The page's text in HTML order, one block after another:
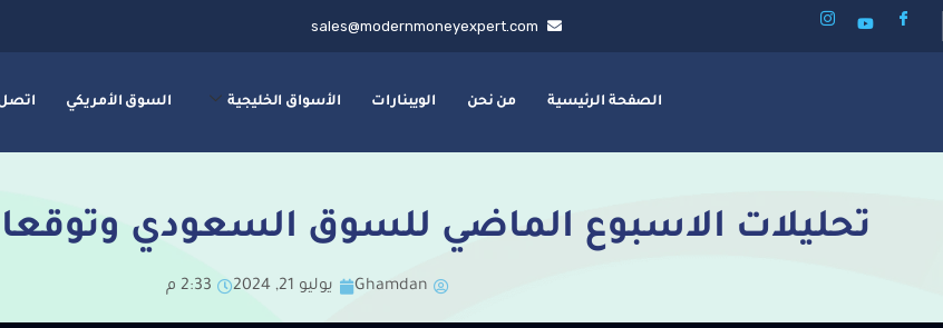
sales@modernmoneyexpert.com
الصفحة الرئيسية من نحن الويبنارات الأسواق الخليجية السوق الأمريكي
تحليلات الاسبوع الماضي للسوق السعودي
Ghamdan يوليو 21, 2024 2:33 م